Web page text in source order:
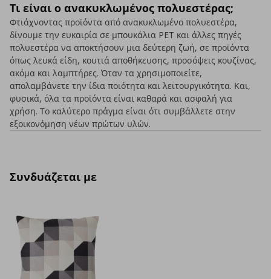
Τι είναι ο ανακυκλωμένος πολυεστέρας;
Φτιάχνοντας προϊόντα από ανακυκλωμένο πολυεστέρα,
δίνουμε την ευκαιρία σε μπουκάλια PET και άλλες πηγές
πολυεστέρα να αποκτήσουν μια δεύτερη ζωή, σε προϊόντα
όπως λευκά είδη, κουτιά αποθήκευσης, προσόψεις κουζίνας,
ακόμα και λαμπτήρες. Όταν τα χρησιμοποιείτε,
απολαμβάνετε την ίδια ποιότητα και λειτουργικότητα. Και,
φυσικά, όλα τα προϊόντα είναι καθαρά και ασφαλή για
χρήση. Το καλύτερο πράγμα είναι ότι συμβάλλετε στην
εξοικονόμηση νέων πρώτων υλών.
Συνδυάζεται με